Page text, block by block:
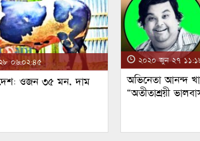
০৬:০২:৪৫
ওজন ৩৫ মন, দাম
২০২০ জুন ২৭
অভিনেতা আনন্দ
“অতীতাশ্রয়ী